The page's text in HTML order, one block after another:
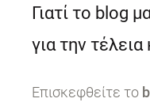
Γιατί το blog
για την τέλεια
Επισκεφθείτε το